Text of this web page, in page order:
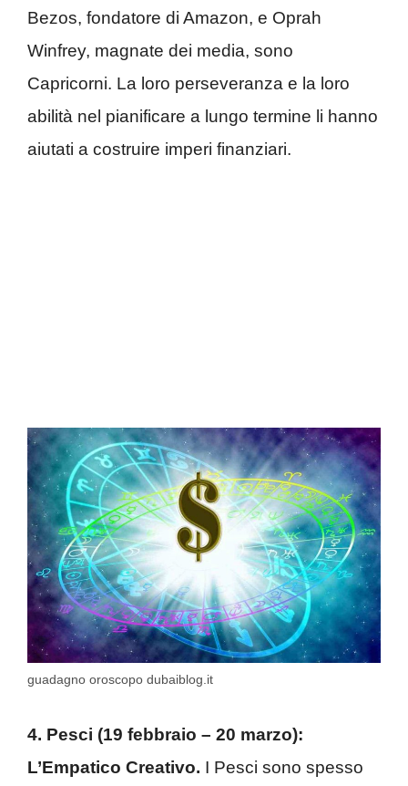
Bezos, fondatore di Amazon, e Oprah
Winfrey, magnate dei media, sono
Capricorni. La loro perseveranza e la loro
abilità nel pianificare a lungo termine li hanno
aiutati a costruire imperi finanziari.
guadagno oroscopo dubaiblog.it
4. Pesci (19 febbraio – 20 marzo):
L’Empatico Creativo. I Pesci sono spesso